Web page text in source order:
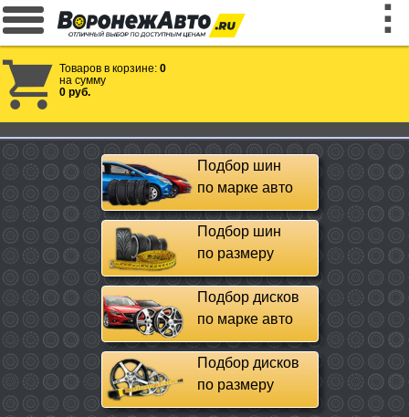
Товаров в корзине: 0
на сумму
0 руб.
Подбор шин
по марке авто
Подбор шин
по размеру
Подбор дисков
по марке авто
Подбор дисков
по размеру